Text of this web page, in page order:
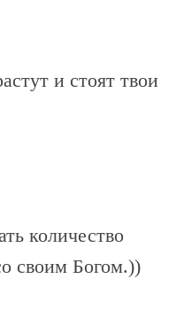
и стоят твои
количество
своим Богом.))